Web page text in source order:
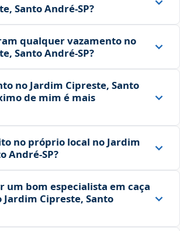
Santo André‑SP?
qualquer vazamento no
Santo André‑SP?
no Jardim Cipreste, Santo
de mim é mais
no próprio local no Jardim
André‑SP?
um bom especialista em caça
Cipreste, Santo